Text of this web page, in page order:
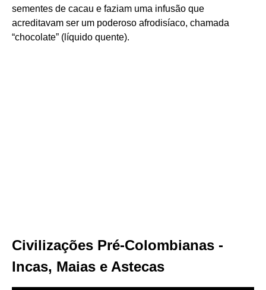
sementes de cacau e faziam uma infusão que
acreditavam ser um poderoso afrodisíaco, chamada
“chocolate” (líquido quente).
Civilizações Pré-Colombianas -
Incas, Maias e Astecas